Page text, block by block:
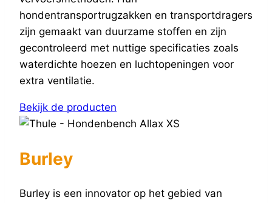
hondentransportrugzakken en transportdragers
zijn gemaakt van duurzame stoffen en zijn
gecontroleerd met nuttige specificaties zoals
waterdichte hoezen en luchtopeningen voor
extra ventilatie.
Bekijk de producten
Burley
Burley is een innovator op het gebied van